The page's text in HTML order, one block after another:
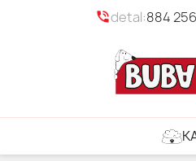
phone_in_talkdetal:884